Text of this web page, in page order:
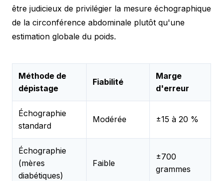
être judicieux de privilégier la mesure échographique
de la circonférence abdominale plutôt qu'une
estimation globale du poids.
Méthode de
dépistage
Fiabilité
Marge
d'erreur
Échographie
standard
Modérée ±15 à 20 %
Échographie
(mères
diabétiques)
Faible
±700
grammes